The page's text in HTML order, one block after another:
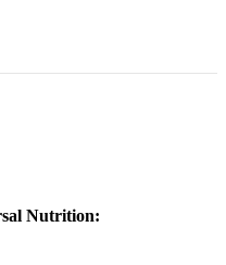
Nutrition: